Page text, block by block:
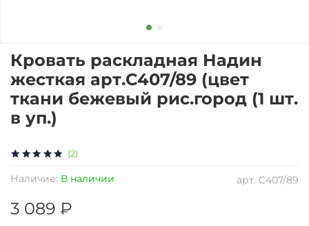
(2)
арт. С407/89
Наличие: В наличии
Кровать раскладная Надин
жесткая арт.С407/89 (цвет
ткани бежевый рис.город (1 шт.
в уп.)
3 089 ₽